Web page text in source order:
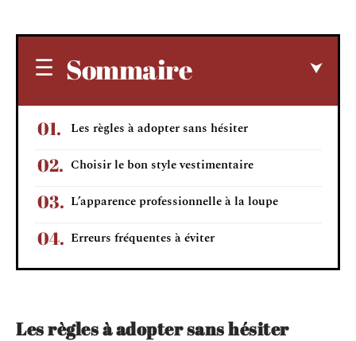
Sommaire
Les règles à adopter sans hésiter
Choisir le bon style vestimentaire
L’apparence professionnelle à la loupe
Erreurs fréquentes à éviter
Les règles à adopter sans hésiter